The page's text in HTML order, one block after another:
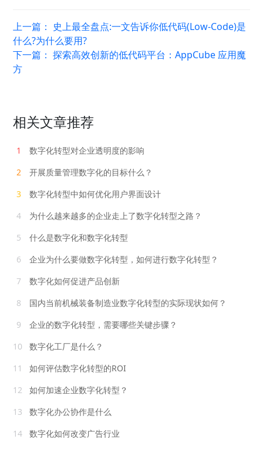
上一篇： 史上最全盘点:一文告诉你低代码(Low-Code)是
什么?为什么要用?
下一篇：探索高效创新的低代码平台：AppCube 应用魔
方
相关文章推荐
1
数字化转型对企业透明度的影响
2
开展质量管理数字化的目标什么？
3
数字化转型中如何优化用户界面设计
4
为什么越来越多的企业走上了数字化转型之路？
5
什么是数字化和数字化转型
6
企业为什么要做数字化转型，如何进行数字化转型？
7
数字化如何促进产品创新
8
国内当前机械装备制造业数字化转型的实际现状如何？
9
企业的数字化转型，需要哪些关键步骤？
10
数字化工厂是什么？
11
如何评估数字化转型的ROI
12
如何加速企业数字化转型？
13
数字化办公协作是什么
14
数字化如何改变广告行业